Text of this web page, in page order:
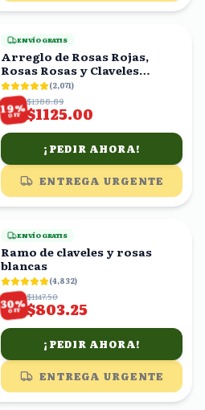
ENVÍO GRATIS
Arreglo de Rosas Rojas,
Rosas Rosas y Claveles
Blancos en Caja Rosa
(2,071)
19%
OFF
$1388.89
$1125.00
¡PEDIR AHORA!
ENTREGA URGENTE
ENVÍO GRATIS
Ramo de claveles y rosas
blancas
(4,832)
30%
OFF
$1147.50
$803.25
¡PEDIR AHORA!
ENTREGA URGENTE